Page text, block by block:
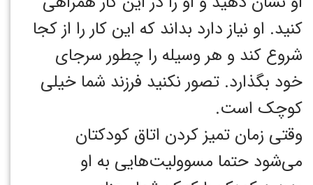
کنید. او نیاز دارد بداند که این کار را از کجا
شروع کند و هر وسیله را چطور سرجای
خود بگذارد. تصور نکنید فرزند شما خیلی
کوچک است.
وقتی زمان تمیز کردن اتاق کودکتان
می‌شود حتما مسوولیت‌هایی به او